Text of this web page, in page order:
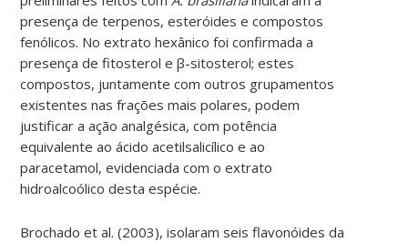
presença de terpenos, esteróides e compostos
fenólicos. No extrato hexânico foi confirmada a
presença de fitosterol e β-sitosterol; estes
compostos, juntamente com outros grupamentos
existentes nas frações mais polares, podem
justificar a ação analgésica, com potência
equivalente ao ácido acetilsalicílico e ao
paracetamol, evidenciada com o extrato
hidroalcoólico desta espécie.
Brochado et al. (2003), isolaram seis flavonóides da